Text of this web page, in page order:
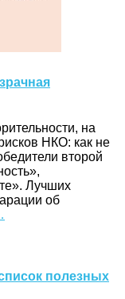
на
НКО: как не
второй
Лучших
об
полезных